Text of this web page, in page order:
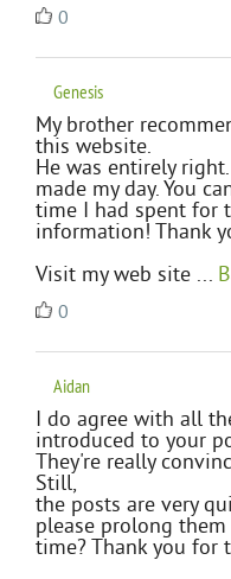
0
Genesis
My brother
this website.
He was entirely
made my day. You
time I had spent for
information! Thank
Visit my web site ...
0
Aidan
I do agree with all
introduced to your
They're really
Still,
the posts are very
please prolong
time? Thank you for